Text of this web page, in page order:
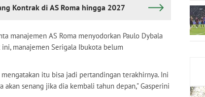
Kontrak di AS Roma hingga 2027
manajemen AS Roma menyodorkan Paulo Dybala
ini, manajemen Serigala Ibukota belum
itu bisa jadi pertandingan terakhirnya. Ini
akan senang jika dia kembali tahun depan," Gasperini